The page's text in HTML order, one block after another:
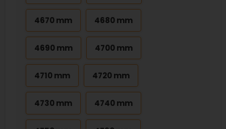
4670 mm 4680 mm
4690 mm 4700 mm
4710 mm 4720 mm
4730 mm 4740 mm